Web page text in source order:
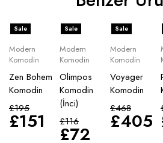
Sale
Modern
Komodin
Zen Bohem
Komodin
£195
£151
Sale
Modern
Komodin
Olimpos
Komodin
(İnci)
£116
£72
Sale
Modern
Komodin
Voyager
Komodin
£468
£405